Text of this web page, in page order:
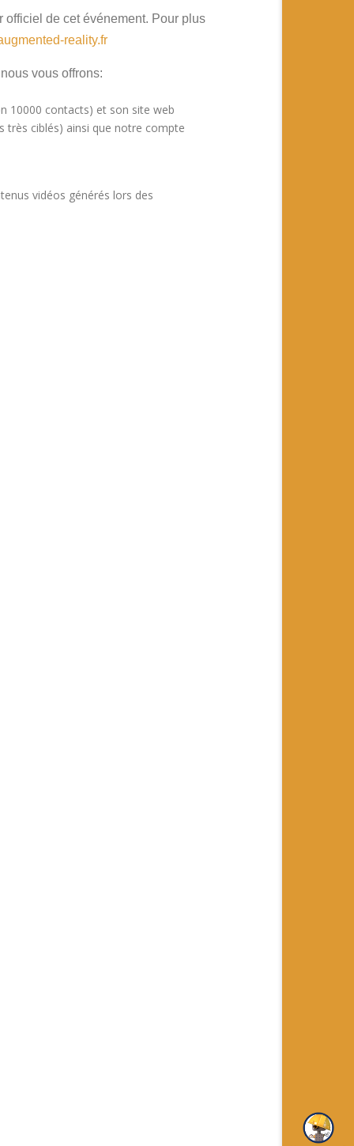
de cet événement. Pour plus
reality.fr
vous offrons:
10000 contacts) et son site web
très ciblés) ainsi que notre compte
vidéos générés lors des